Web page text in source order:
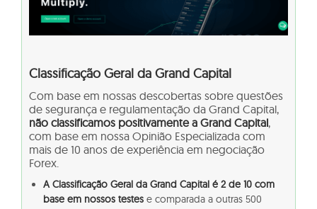
Classificação Geral da Grand Capital
Com base em nossas descobertas sobre questões
de segurança e regulamentação da Grand Capital,
não classificamos positivamente a Grand Capital,
com base em nossa Opinião Especializada com
mais de 10 anos de experiência em negociação
Forex.
A Classificação Geral da Grand Capital é 2 de 10 com
base em nossos testes e comparada a outras 500